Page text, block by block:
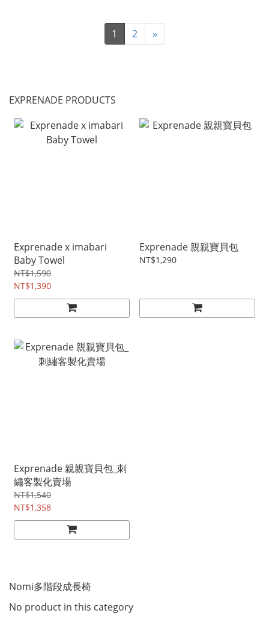
1 2 »
EXPRENADE PRODUCTS
Exprenade x imabari
Baby Towel
NT$1,590
NT$1,390
Exprenade 親親寶貝包
NT$1,290
Exprenade 親親寶貝包_刺
繡客製化賣場
NT$1,540
NT$1,358
Nomi多階段成長椅
No product in this category